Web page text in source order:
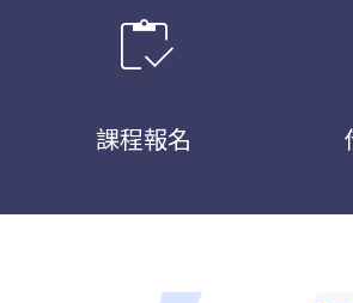
inventory
課程報名